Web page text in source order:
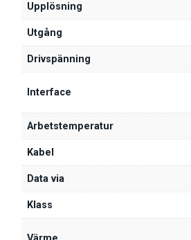
Upplösning
Utgång
Drivspänning
Interface
Arbetstemperatur
Kabel
Data via
Klass